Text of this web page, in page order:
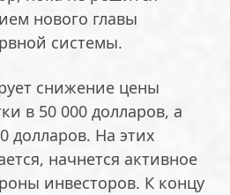
нового главы
системы.
снижение цены
в 50 000 долларов, а
долларов. На этих
начнется активное
инвесторов. К концу